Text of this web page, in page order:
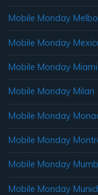
Mobile Monday
Mobile Monday
Mobile Monday Miami
Mobile Monday Milan
Mobile Monday
Mobile Monday
Mobile Monday
Mobile Monday